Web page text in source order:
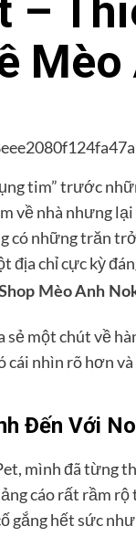
–
Mèo
tim” trước
về nhà nhưng
có những trăn
địa chỉ cực kỳ
Mèo Anh
sẻ một chút về
cái nhìn rõ hơn
Đến Với
mình đã từng
cáo rất rầm rộ
gắng hết sức